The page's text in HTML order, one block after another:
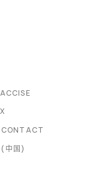
CONTACT
(中国)